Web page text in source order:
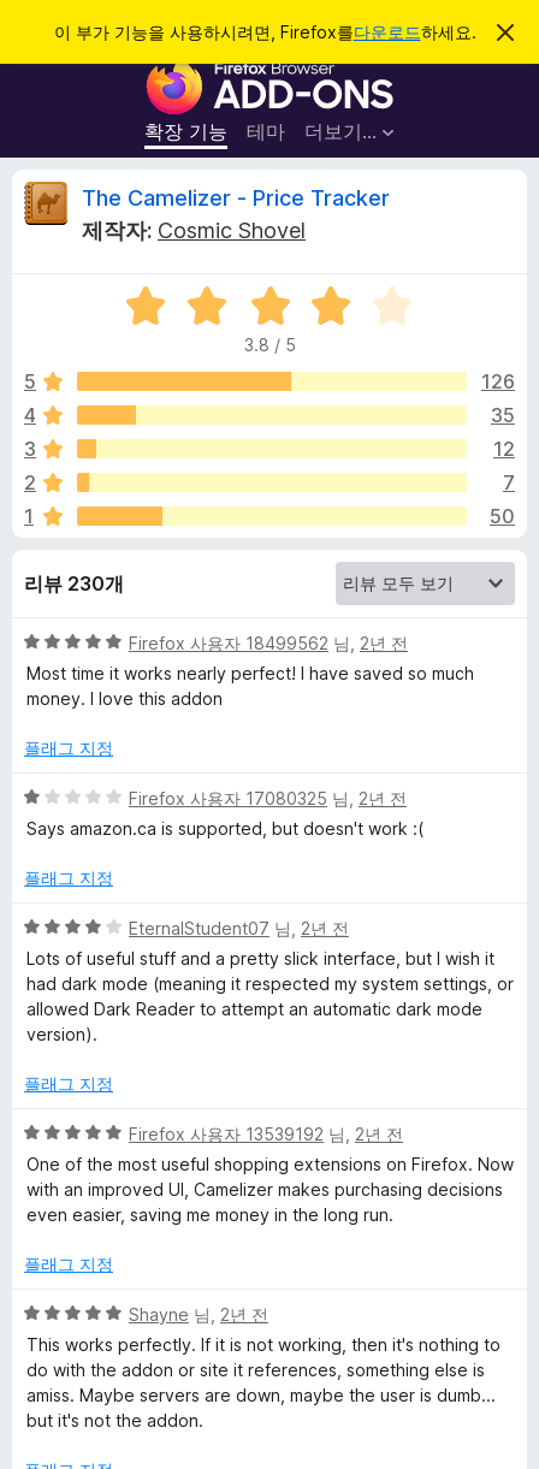
이 부가 기능을 사용하시려면, Firefox를다운로드하세요.
이
림
F
r
e
x
라
우
저
부
기
능
확장 기능 테마 더보기…
로그인
T
C
a
m
i
z
e
r
-
P
r
i
c
e
T
r
a
c
The Camelizer - Price Tracker
제작자: Cosmic Shovel
5
점
점
3
8
3.8 / 5
5
126
4
35
3
12
2
7
1
50
리뷰 230개
5
점
만
에
점
Firefox 사용자 18499562 님, 2년 전
Most time it works nearly perfect! I have saved so much
money. I love this addon
플래그 지정
5
점
점
1
점
Firefox 사용자 17080325 님, 2년 전
Says amazon.ca is supported, but doesn't work :(
플래그 지정
5
점
만
점
에
점
EternalStudent07 님, 2년 전
Lots of useful stuff and a pretty slick interface, but I wish it
had dark mode (meaning it respected my system settings, or
allowed Dark Reader to attempt an automatic dark mode
version).
플래그 지정
5
점
만
점
5
Firefox 사용자 13539192 님, 2년 전
One of the most useful shopping extensions on Firefox. Now
with an improved UI, Camelizer makes purchasing decisions
even easier, saving me money in the long run.
플래그 지정
5
점
만
점
에
점
Shayne 님, 2년 전
This works perfectly. If it is not working, then it's nothing to
do with the addon or site it references, something else is
amiss. Maybe servers are down, maybe the user is dumb...
but it's not the addon.